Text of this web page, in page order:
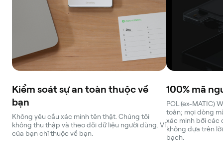
Kiểm soát sự an toàn thuộc về
bạn
Không yêu cầu xác minh tên thật. Chúng tôi
không thu thập và theo dõi dữ liệu người dùng. Ví
của bạn chỉ thuộc về bạn.
100% mã
POL (ex-MATIC)
toàn; mọi dòng
xác minh bởi các
không dựa trên
bạch.